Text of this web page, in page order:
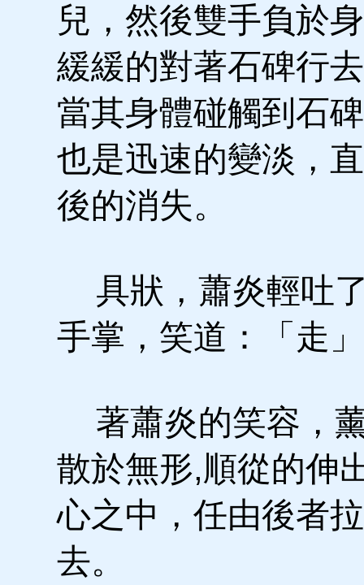
兒，然後雙手負於
緩緩的對著石碑行
當其身體碰觸到石
也是迅速的變淡，
後的消失。
具狀，蕭炎輕吐
手掌，笑道：「走」
著蕭炎的笑容，
散於無形,順從的伸
心之中，任由後者
去。